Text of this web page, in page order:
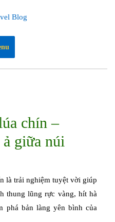
chín –
giữa núi
thung lũng rực vàng, hít hà
phá bản làng yên bình của